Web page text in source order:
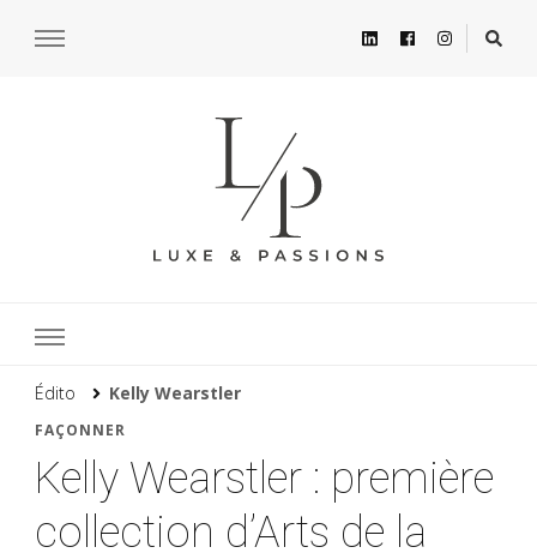
Édito Kelly Wearstler
FAÇONNER
Kelly Wearstler : première
collection d’Arts de la